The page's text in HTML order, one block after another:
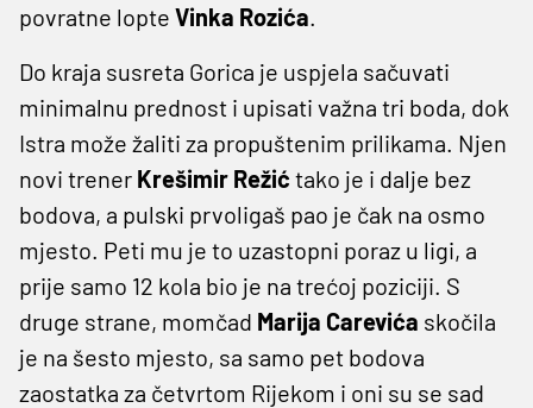
povratne lopte Vinka Rozića.
Do kraja susreta Gorica je uspjela sačuvati
minimalnu prednost i upisati važna tri boda, dok
Istra može žaliti za propuštenim prilikama. Njen
novi trener Krešimir Režić tako je i dalje bez
bodova, a pulski prvoligaš pao je čak na osmo
mjesto. Peti mu je to uzastopni poraz u ligi, a
prije samo 12 kola bio je na trećoj poziciji. S
druge strane, momčad Marija Carevića skočila
je na šesto mjesto, sa samo pet bodova
zaostatka za četvrtom Rijekom i oni su se sad